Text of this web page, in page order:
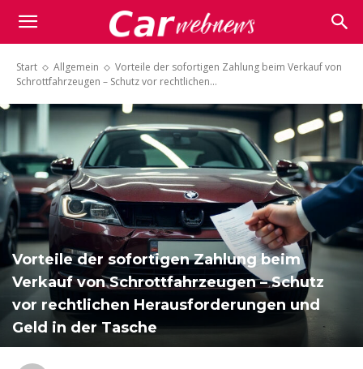
Carwebnews.com
Start Allgemein
Vorteile der sofortigen Zahlung beim Verkauf von
Schrottfahrzeugen – Schutz vor rechtlichen...
Vorteile der sofortigen Zahlung beim
Verkauf von Schrottfahrzeugen – Schutz
vor rechtlichen Herausforderungen und
Geld in der Tasche